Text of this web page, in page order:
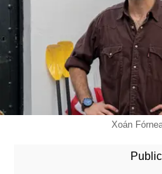
Xoán